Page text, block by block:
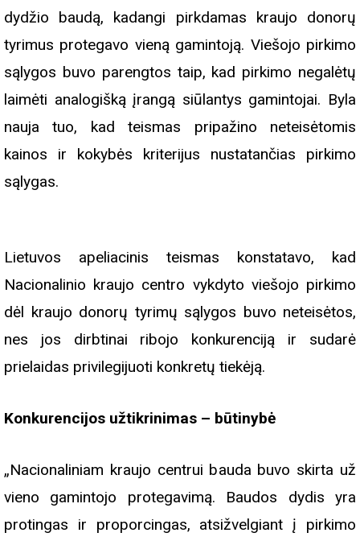
dydžio baudą, kadangi pirkdamas kraujo donorų
tyrimus protegavo vieną gamintoją. Viešojo pirkimo
sąlygos buvo parengtos taip, kad pirkimo negalėtų
laimėti analogišką įrangą siūlantys gamintojai. Byla
nauja tuo, kad teismas pripažino neteisėtomis
kainos ir kokybės kriterijus nustatančias pirkimo
sąlygas.
Lietuvos apeliacinis teismas konstatavo, kad
Nacionalinio kraujo centro vykdyto viešojo pirkimo
dėl kraujo donorų tyrimų sąlygos buvo neteisėtos,
nes jos dirbtinai ribojo konkurenciją ir sudarė
prielaidas privilegijuoti konkretų tiekėją.
Konkurencijos užtikrinimas – būtinybė
„Nacionaliniam kraujo centrui bauda buvo skirta už
vieno gamintojo protegavimą. Baudos dydis yra
protingas ir proporcingas, atsižvelgiant į pirkimo